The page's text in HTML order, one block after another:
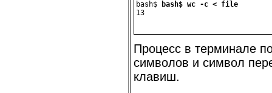
bash$
bash$ wc -c < file
13
Процесс в терминале
символов и символ
клавиш.